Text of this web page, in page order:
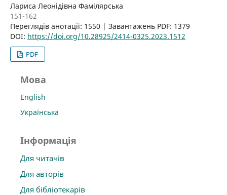
Лариса Леонідівна Фамілярська
151-162
Переглядів анотації: 1550 | Завантажень PDF: 1379
DOI: https://doi.org/10.28925/2414-0325.2023.1512
PDF
Мова
English
Українська
Інформація
Для читачів
Для авторів
Для бібліотекарів